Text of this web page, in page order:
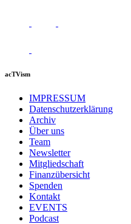
acTVism
IMPRESSUM
Datenschutzerklärung
Archiv
Über uns
Team
Newsletter
Mitgliedschaft
Finanzübersicht
Spenden
Kontakt
EVENTS
Podcast